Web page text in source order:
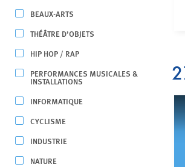
BEAUX-ARTS
THÉÂTRE D’OBJETS
HIP HOP / RAP
PERFORMANCES MUSICALES &
INSTALLATIONS
INFORMATIQUE
CYCLISME
INDUSTRIE
NATURE